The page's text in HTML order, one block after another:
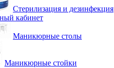
Стерилизация и дезинфекция
кабинет
Маникюрные столы
Маникюрные стойки